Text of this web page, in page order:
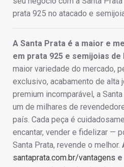
prata 925 no atacado e
A Santa Prata é a maior e
em prata 925 e semijoias de
maior variedade do mercado,
exclusivo, acabamento de alta
premium incomparável, a
um de milhares de
país. Cada peça é
encantar, vender e fidelizar —
Santa Prata, revende o melhor.
santaprata.com.br/vantagens